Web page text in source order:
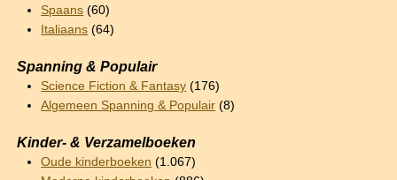
Spaans (60)
Italiaans (64)
Spanning & Populair
Science Fiction & Fantasy (176)
Algemeen Spanning & Populair (8)
Kinder- & Verzamelboeken
Oude kinderboeken (1.067)